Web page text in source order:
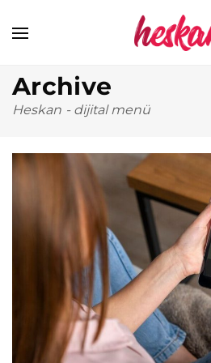
Archive
Heskan - dijital menü